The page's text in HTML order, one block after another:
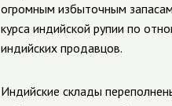
огромным избыточным
курса индийской рупии по
индийских продавцов.
Индийские склады